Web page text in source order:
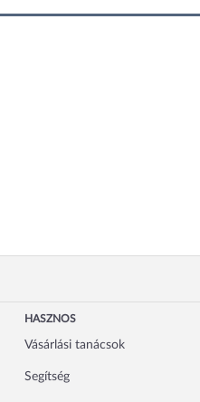
HASZNOS
Vásárlási tanácsok
Segítség